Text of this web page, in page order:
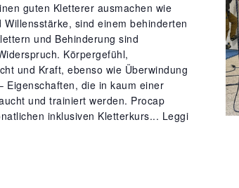
guten Kletterer ausmachen wie
sind einem behinderten
und Behinderung sind
Körpergefühl,
und Kraft, ebenso wie Überwindung
Eigenschaften, die in kaum einer
und trainiert werden. Procap
inklusiven Kletterkurs... Leggi